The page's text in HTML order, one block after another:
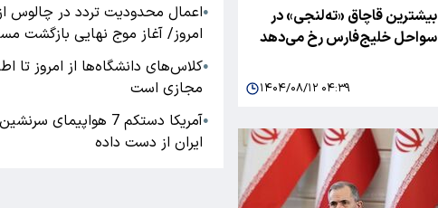
بیشترین قاچاق «ته‌لنجی» در
سواحل خلیج‌فارس رخ می‌دهد
۱۴۰۴/۰۸/۱۲ ۰۴:۳۹
●
امروز/ آغاز موج نهایی بازگشت
●کلاس‌های دانشگاه‌ها از امروز تا
مجازی است
●
آمریکا دستکم 7
ایران از دست داده